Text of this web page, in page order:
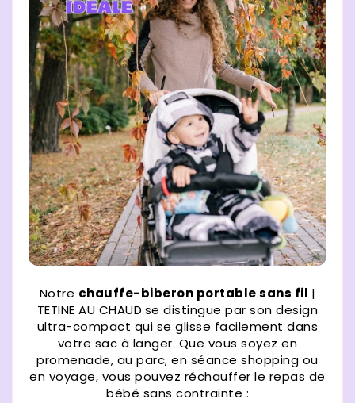
Notre chauffe-biberon portable sans fil |
TETINE AU CHAUD se distingue par son design
ultra-compact qui se glisse facilement dans
votre sac à langer. Que vous soyez en
promenade, au parc, en séance shopping ou
en voyage, vous pouvez réchauffer le repas de
bébé sans contrainte :